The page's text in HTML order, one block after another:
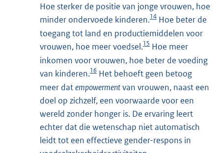
Hoe sterker de positie van jonge vrouwen, hoe
minder ondervoede kinderen.14 Hoe beter de
toegang tot land en productiemiddelen voor
vrouwen, hoe meer voedsel.15 Hoe meer
inkomen voor vrouwen, hoe beter de voeding
van kinderen.16 Het behoeft geen betoog
meer datempowermentvan vrouwen, naast een
doel op zichzelf, een voorwaarde voor een
wereld zonder honger is. De ervaring leert
echter dat die wetenschap niet automatisch
leidt tot een effectieve gender-respons in